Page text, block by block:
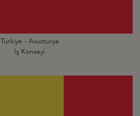
Türkiye - Avusturya
İş Konseyi